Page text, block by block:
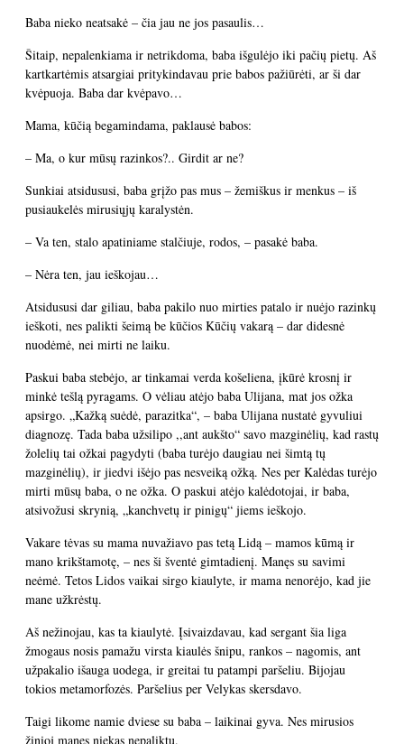
Baba nieko neatsakė – čia jau ne jos pasaulis…
Šitaip, nepalenkiama ir netrikdoma, baba išgulėjo iki pačių pietų. Aš
kartkartėmis atsargiai pritykindavau prie babos pažiūrėti, ar ši dar
kvėpuoja. Baba dar kvėpavo…
Mama, kūčią begamindama, paklausė babos:
– Ma, o kur mūsų razinkos?.. Girdit ar ne?
Sunkiai atsidususi, baba grįžo pas mus – žemiškus ir menkus – iš
pusiaukelės mirusiųjų karalystėn.
– Va ten, stalo apatiniame stalčiuje, rodos, – pasakė baba.
– Nėra ten, jau ieškojau…
Atsidususi dar giliau, baba pakilo nuo mirties patalo ir nuėjo razinkų
ieškoti, nes palikti šeimą be kūčios Kūčių vakarą – dar didesnė
nuodėmė, nei mirti ne laiku.
Paskui baba stebėjo, ar tinkamai verda košeliena, įkūrė krosnį ir
minkė tešlą pyragams. O vėliau atėjo baba Ulijana, mat jos ožka
apsirgo. „Kažką suėdė, parazitka“, – baba Ulijana nustatė gyvuliui
diagnozę. Tada baba užsilipo ,,ant aukšto“ savo mazginėlių, kad rastų
žolelių tai ožkai pagydyti (baba turėjo daugiau nei šimtą tų
mazginėlių), ir jiedvi išėjo pas nesveiką ožką. Nes per Kalėdas turėjo
mirti mūsų baba, o ne ožka. O paskui atėjo kalėdotojai, ir baba,
atsivožusi skrynią, „kanchvetų ir pinigų“ jiems ieškojo.
Vakare tėvas su mama nuvažiavo pas tetą Lidą – mamos kūmą ir
mano krikštamotę, – nes ši šventė gimtadienį. Manęs su savimi
neėmė. Tetos Lidos vaikai sirgo kiaulyte, ir mama nenorėjo, kad jie
mane užkrėstų.
Aš nežinojau, kas ta kiaulytė. Įsivaizdavau, kad sergant šia liga
žmogaus nosis pamažu virsta kiaulės šnipu, rankos – nagomis, ant
užpakalio išauga uodega, ir greitai tu patampi paršeliu. Bijojau
tokios metamorfozės. Paršelius per Velykas skersdavo.
Taigi likome namie dviese su baba – laikinai gyva. Nes mirusios
žinioj manęs niekas nepaliktų.